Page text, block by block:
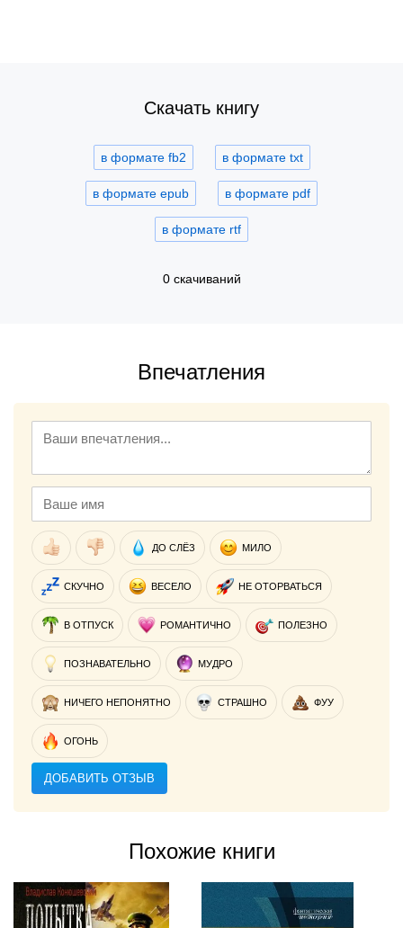
Скачать книгу
в формате fb2 в формате txt
в формате epub в формате pdf
в формате rtf
0 скачиваний
Впечатления
ДО СЛЁЗ МИЛО
СКУЧНО ВЕСЕЛО НЕ ОТОРВАТЬСЯ
В ОТПУСК РОМАНТИЧНО ПОЛЕЗНО
ПОЗНАВАТЕЛЬНО МУДРО
НИЧЕГО НЕПОНЯТНО СТРАШНО ФУУ
ОГОНЬ
ДОБАВИТЬ ОТЗЫВ
Похожие книги